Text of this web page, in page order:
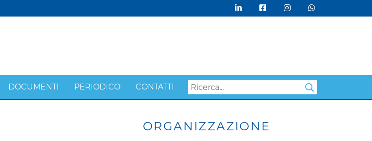
DOCUMENTI PERIODICO CONTATTI
ORGANIZZAZIONE